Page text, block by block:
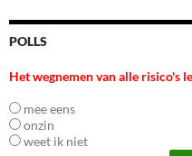
POLLS
Het wegnemen van alle risico's
mee eens
onzin
weet ik niet